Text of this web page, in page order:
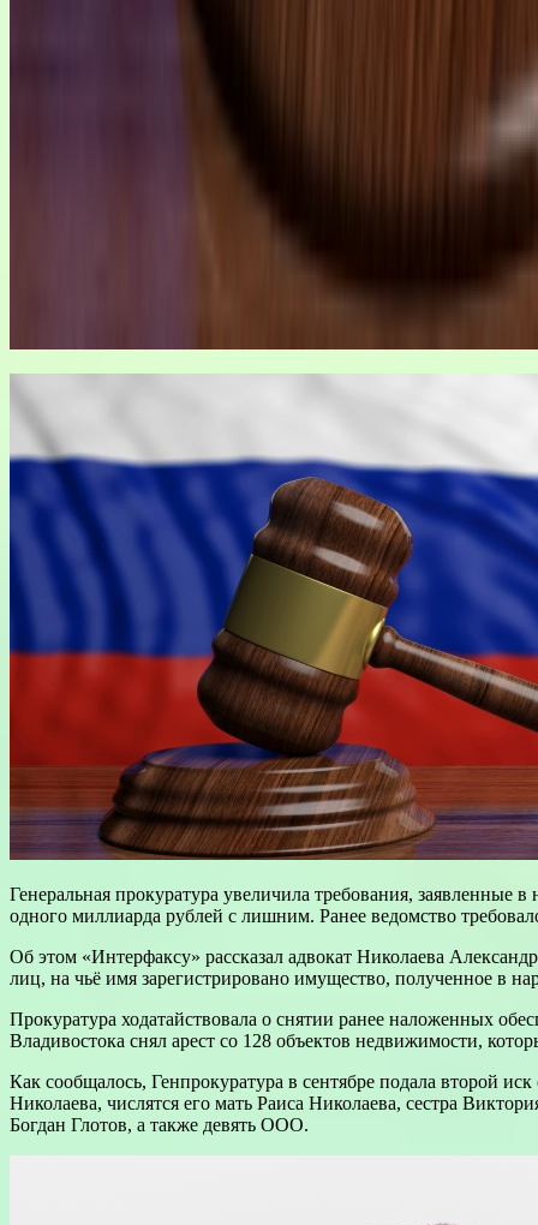
Генеральная прокуратура увеличила требования,
одного миллиарда рублей с лишним. Ранее ведомство
Об этом «Интерфаксу» рассказал адвокат Николаева
лиц, на чьё имя зарегистрировано имущество, полученное в
Прокуратура ходатайствовала о снятии ранее наложенных
Владивостока снял арест со 128 объектов недвижимости,
Как сообщалось, Генпрокуратура в сентябре подала второй
Николаева, числятся его мать Раиса Николаева, сестра
Богдан Глотов, а также девять ООО.